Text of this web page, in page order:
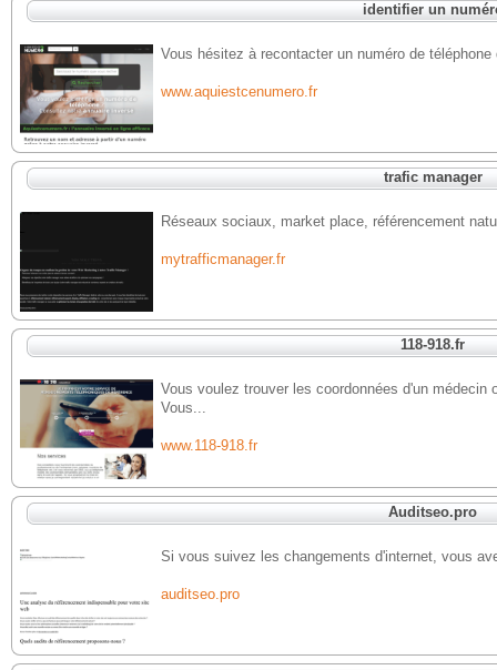
identifier un
Vous hésitez à recontacter un numéro de
www.aquiestcenumero.fr
trafic manager
Réseaux sociaux, market place, référencement
mytrafficmanager.fr
118-918.fr
Vous voulez trouver les coordonnées d'un
Vous...
www.118-918.fr
Auditseo.pro
Si vous suivez les changements d'internet, vous
auditseo.pro